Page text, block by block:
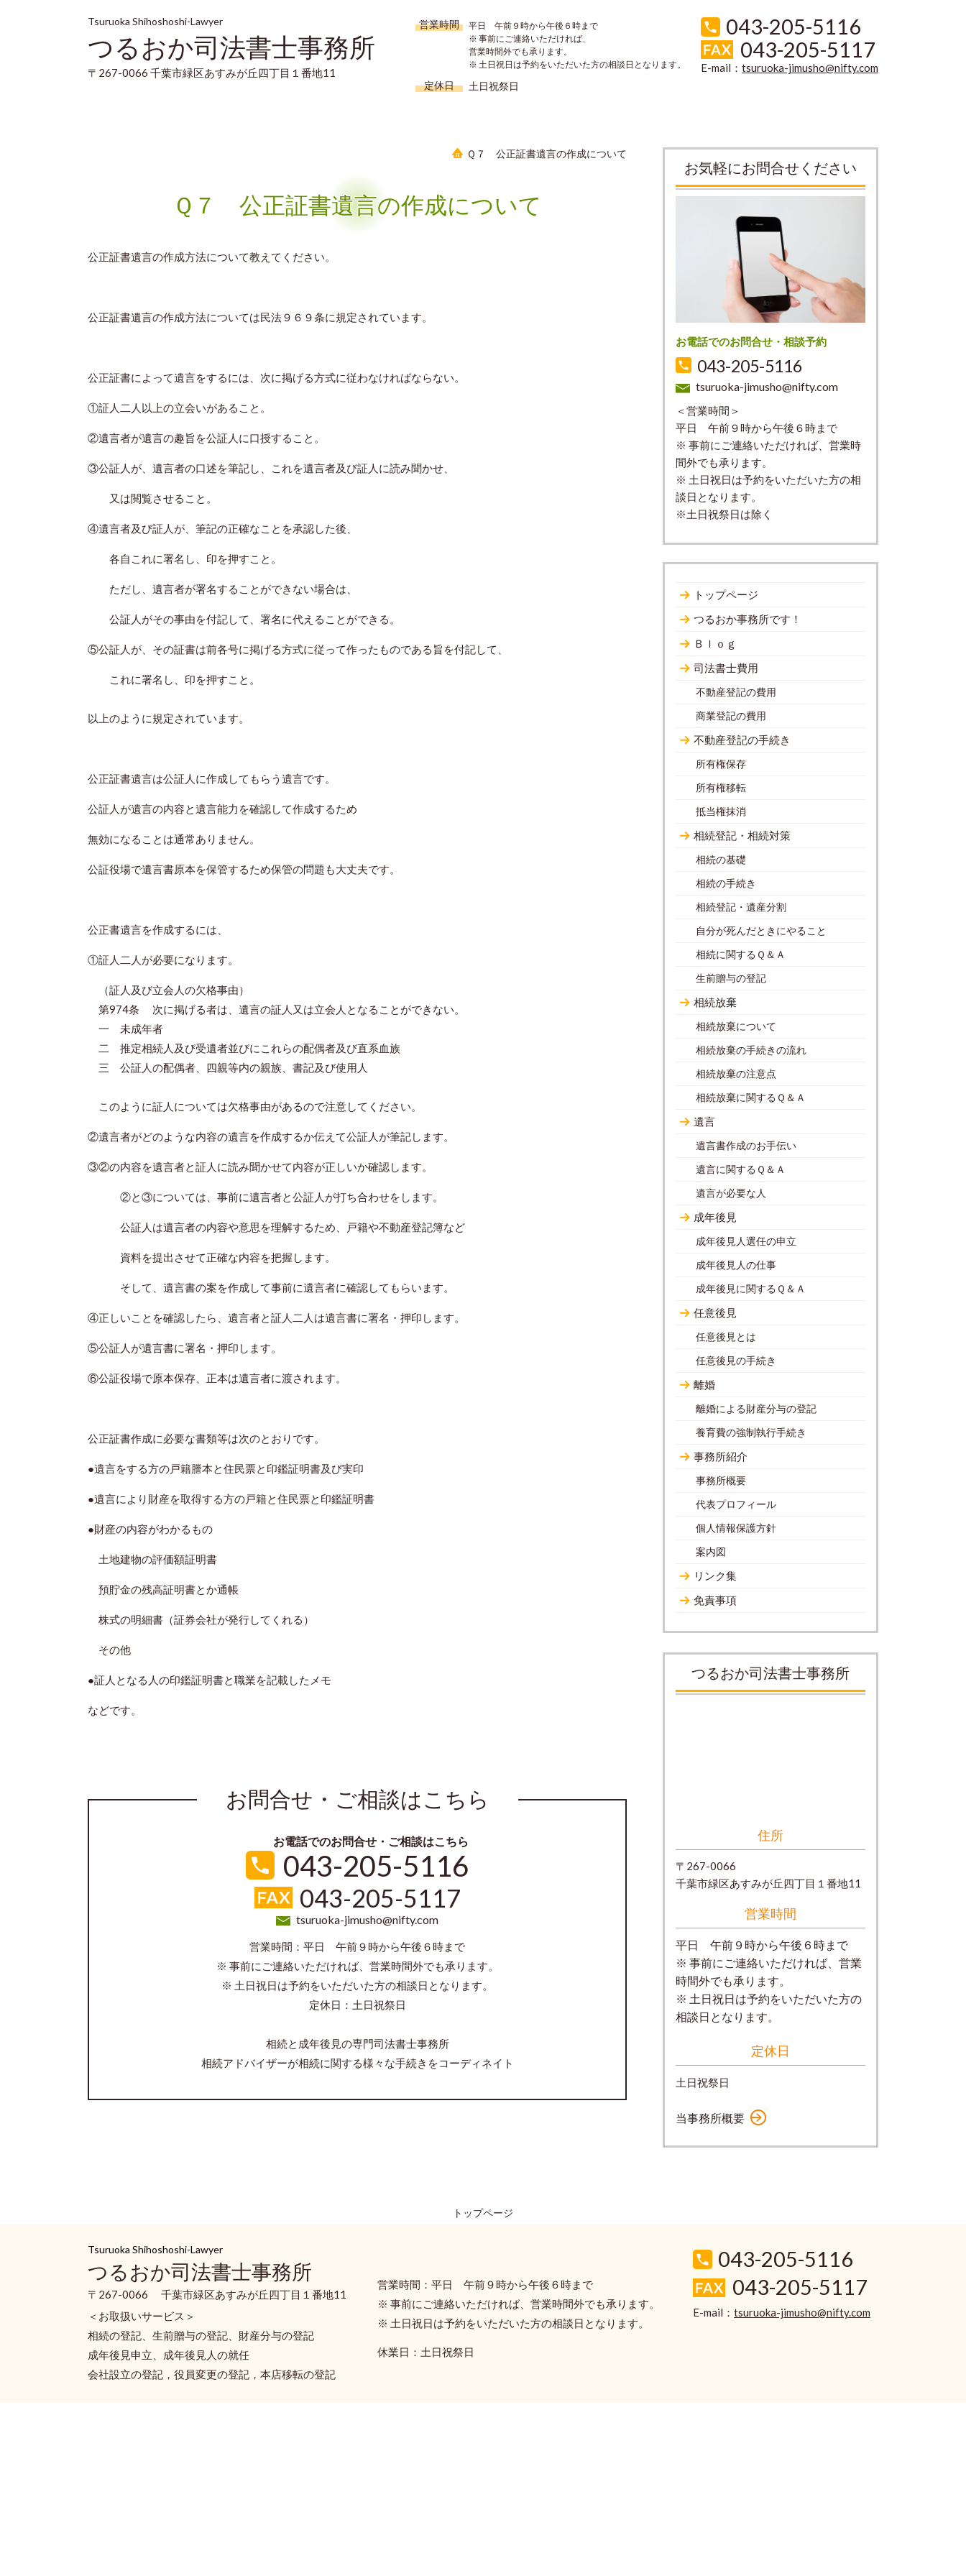
Tsuruoka Shihoshoshi-Lawyer
つるおか司法書士事務所
〒267-0066 千葉市緑区あすみが丘四丁目１番地11
営業時間
平日 午前９時から午後６時まで
※ 事前にご連絡いただければ、
営業時間外でも承ります。
※ 土日祝日は予約をいただいた方の相談日となります。
定休日 土日祝祭日
043-205-5116
043-205-5117
E-mail： tsuruoka-jimusho@nifty.com
Ｑ７ 公正証書遺言の作成について
Ｑ７ 公正証書遺言の作成について
公正証書遺言の作成方法について教えてください。
公正証書遺言の作成方法については民法９６９条に規定されています。
公正証書によって遺言をするには、次に掲げる方式に従わなければならない。
①証人二人以上の立会いがあること。
②遺言者が遺言の趣旨を公証人に口授すること。
③公証人が、遺言者の口述を筆記し、これを遺言者及び証人に読み聞かせ、
又は閲覧させること。
④遺言者及び証人が、筆記の正確なことを承認した後、
各自これに署名し、印を押すこと。
ただし、遺言者が署名することができない場合は、
公証人がその事由を付記して、署名に代えることができる。
⑤公証人が、その証書は前各号に掲げる方式に従って作ったものである旨を付記して、
これに署名し、印を押すこと。
以上のように規定されています。
公正証書遺言は公証人に作成してもらう遺言です。
公証人が遺言の内容と遺言能力を確認して作成するため
無効になることは通常ありません。
公証役場で遺言書原本を保管するため保管の問題も大丈夫です。
公正書遺言を作成するには、
①証人二人が必要になります。
（証人及び立会人の欠格事由）
第974条 次に掲げる者は、遺言の証人又は立会人となることができない。
一 未成年者
二 推定相続人及び受遺者並びにこれらの配偶者及び直系血族
三 公証人の配偶者、四親等内の親族、書記及び使用人
このように証人については欠格事由があるので注意してください。
②遺言者がどのような内容の遺言を作成するか伝えて公証人が筆記します。
③②の内容を遺言者と証人に読み聞かせて内容が正しいか確認します。
②と③については、事前に遺言者と公証人が打ち合わせをします。
公証人は遺言者の内容や意思を理解するため、戸籍や不動産登記簿など
資料を提出させて正確な内容を把握します。
そして、遺言書の案を作成して事前に遺言者に確認してもらいます。
④正しいことを確認したら、遺言者と証人二人は遺言書に署名・押印します。
⑤公証人が遺言書に署名・押印します。
⑥公証役場で原本保存、正本は遺言者に渡されます。
公正証書作成に必要な書類等は次のとおりです。
●遺言をする方の戸籍謄本と住民票と印鑑証明書及び実印
●遺言により財産を取得する方の戸籍と住民票と印鑑証明書
●財産の内容がわかるもの
土地建物の評価額証明書
預貯金の残高証明書とか通帳
株式の明細書（証券会社が発行してくれる）
その他
●証人となる人の印鑑証明書と職業を記載したメモ
などです。
お問合せ・ご相談はこちら
お電話でのお問合せ・ご相談はこちら
043-205-5116
043-205-5117
tsuruoka-jimusho@nifty.com
営業時間：平日 午前９時から午後６時まで
※ 事前にご連絡いただければ、営業時間外でも承ります。
※ 土日祝日は予約をいただいた方の相談日となります。
定休日：土日祝祭日
相続と成年後見の専門司法書士事務所
相続アドバイザーが相続に関する様々な手続きをコーディネイト
お気軽にお問合せください
お電話でのお問合せ・相談予約
043-205-5116
tsuruoka-jimusho@nifty.com
＜営業時間＞
平日 午前９時から午後６時まで
※ 事前にご連絡いただければ、営業時
間外でも承ります。
※ 土日祝日は予約をいただいた方の相
談日となります。
※土日祝祭日は除く
トップページ
つるおか事務所です！
Ｂｌｏｇ
司法書士費用
不動産登記の費用
商業登記の費用
不動産登記の手続き
所有権保存
所有権移転
抵当権抹消
相続登記・相続対策
相続の基礎
相続の手続き
相続登記・遺産分割
自分が死んだときにやること
相続に関するＱ＆Ａ
生前贈与の登記
相続放棄
相続放棄について
相続放棄の手続きの流れ
相続放棄の注意点
相続放棄に関するＱ＆Ａ
遺言
遺言書作成のお手伝い
遺言に関するＱ＆Ａ
遺言が必要な人
成年後見
成年後見人選任の申立
成年後見人の仕事
成年後見に関するＱ＆Ａ
任意後見
任意後見とは
任意後見の手続き
離婚
離婚による財産分与の登記
養育費の強制執行手続き
事務所紹介
事務所概要
代表プロフィール
個人情報保護方針
案内図
リンク集
免責事項
つるおか司法書士事務所
住所
〒267-0066
千葉市緑区あすみが丘四丁目１番地11
営業時間
平日 午前９時から午後６時まで
※ 事前にご連絡いただければ、営業
時間外でも承ります。
※ 土日祝日は予約をいただいた方の
相談日となります。
定休日
土日祝祭日
当事務所概要
トップページ
Tsuruoka Shihoshoshi-Lawyer
つるおか司法書士事務所
〒267-0066 千葉市緑区あすみが丘四丁目１番地11
＜お取扱いサービス＞
相続の登記、生前贈与の登記、財産分与の登記
成年後見申立、成年後見人の就任
会社設立の登記，役員変更の登記，本店移転の登記
営業時間：平日 午前９時から午後６時まで
※ 事前にご連絡いただければ、営業時間外でも承ります。
※ 土日祝日は予約をいただいた方の相談日となります。
休業日：土日祝祭日
043-205-5116
043-205-5117
E-mail： tsuruoka-jimusho@nifty.com